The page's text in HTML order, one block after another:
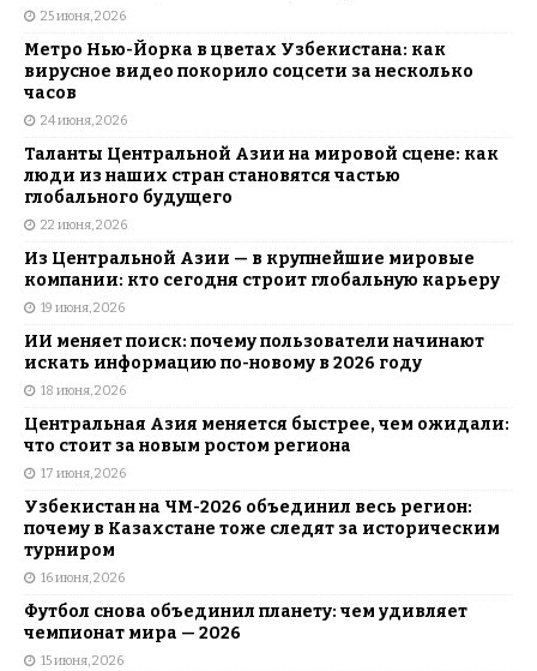
25 июня, 2026
Метро Нью-Йорка в цветах Узбекистана: как
вирусное видео покорило соцсети за несколько
часов
24 июня, 2026
Таланты Центральной Азии на мировой сцене: как
люди из наших стран становятся частью
глобального будущего
22 июня, 2026
Из Центральной Азии — в крупнейшие мировые
компании: кто сегодня строит глобальную карьеру
19 июня, 2026
ИИ меняет поиск: почему пользователи начинают
искать информацию по-новому в 2026 году
18 июня, 2026
Центральная Азия меняется быстрее, чем ожидали:
что стоит за новым ростом региона
17 июня, 2026
Узбекистан на ЧМ-2026 объединил весь регион:
почему в Казахстане тоже следят за историческим
турниром
16 июня, 2026
Футбол снова объединил планету: чем удивляет
чемпионат мира — 2026
15 июня, 2026